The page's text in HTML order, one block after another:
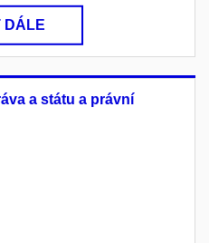
DÁLE
a státu a právní